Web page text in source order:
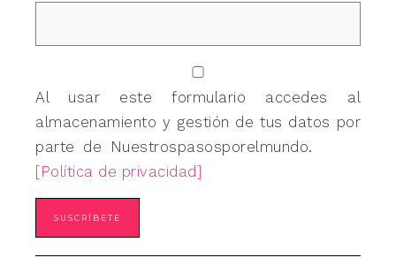
Al usar este formulario accedes al
almacenamiento y gestión de tus datos por
parte de Nuestrospasosporelmundo.
[Política de privacidad]